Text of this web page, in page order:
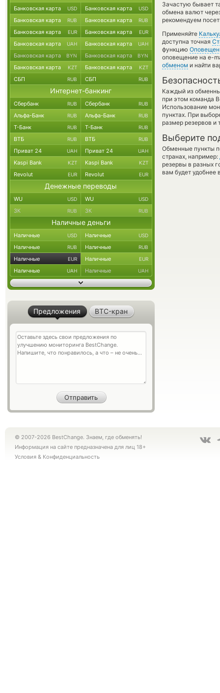
Зачастую бывает
обмена валют
рекомендуем
Применяйте
доступна точная
функцию
оповещение на e-
обменом и найти
Каждый из
при этом команда
Использование
пунктах. При
размер резервов и
Выберите
Обменные пункты
странах, например:
резервы в разных
вам будет удобнее
Банковская карта USD Банковская карта USD
Банковская карта RUB Банковская карта RUB
Банковская карта EUR Банковская карта EUR
Банковская карта UAH Банковская карта UAH
Банковская карта BYN Банковская карта BYN
Банковская карта KZT Банковская карта KZT
СБП RUB СБП RUB
Интернет-банкинг
Сбербанк RUB Сбербанк RUB
Альфа-Банк RUB Альфа-Банк RUB
Т-Банк RUB Т-Банк RUB
ВТБ RUB ВТБ RUB
Приват 24 UAH Приват 24 UAH
Kaspi Bank KZT Kaspi Bank KZT
Revolut EUR Revolut EUR
Денежные переводы
WU USD WU USD
ЗК RUB ЗК RUB
Наличные деньги
Наличные USD Наличные USD
Наличные RUB Наличные RUB
Наличные EUR Наличные EUR
Наличные UAH Наличные UAH
Предложения BTC-кран
© 2007-2026 BestChange. Знаем, где обменять!
Информация на сайте предназначена для лиц 18+
Условия & Конфиденциальность